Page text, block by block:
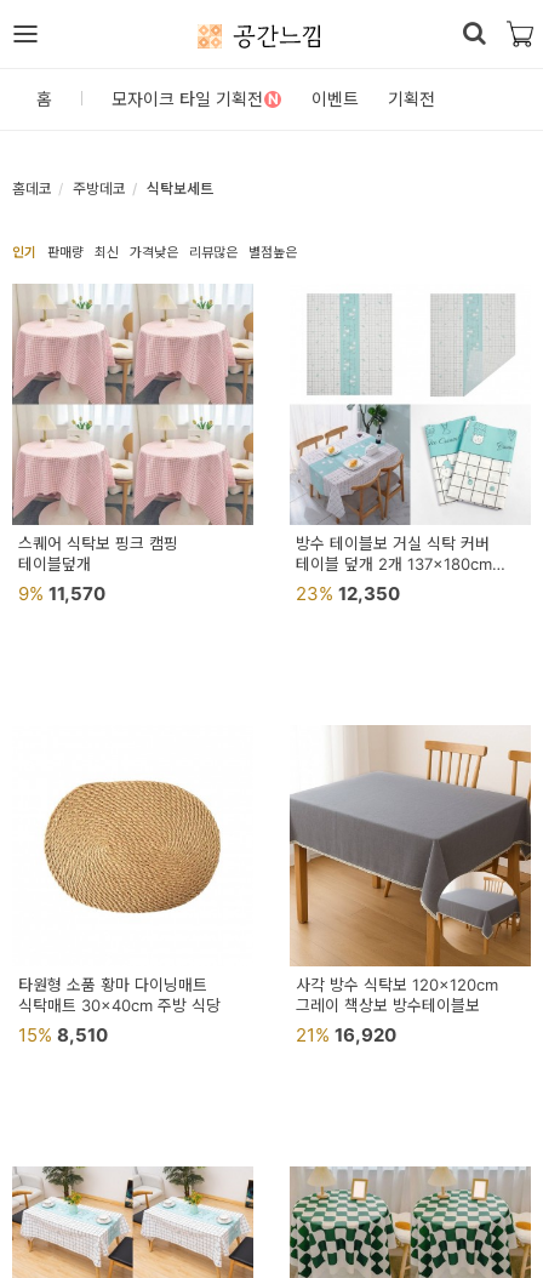
공간느낌
카
테
고
리
DIY
자
재/
용
품
인
테
리
품
러
그
커
홈 모자이크 타일 기획전 N 이벤트 기획전
홈데코 주방데코 식탁보세트
인기 판매량 최신 가격낮은 리뷰많은 별점높은
스퀘어 식탁보 핑크 캠핑
테이블덮개
9% 11,570
방수 테이블보 거실 식탁 커버
테이블 덮개 2개 137x180cm
행사테이블보 테이블커버
23% 12,350
타원형 소품 황마 다이닝매트
식탁매트 30x40cm 주방 식당
15% 8,510
사각 방수 식탁보 120x120cm
그레이 책상보 방수테이블보
21% 16,920